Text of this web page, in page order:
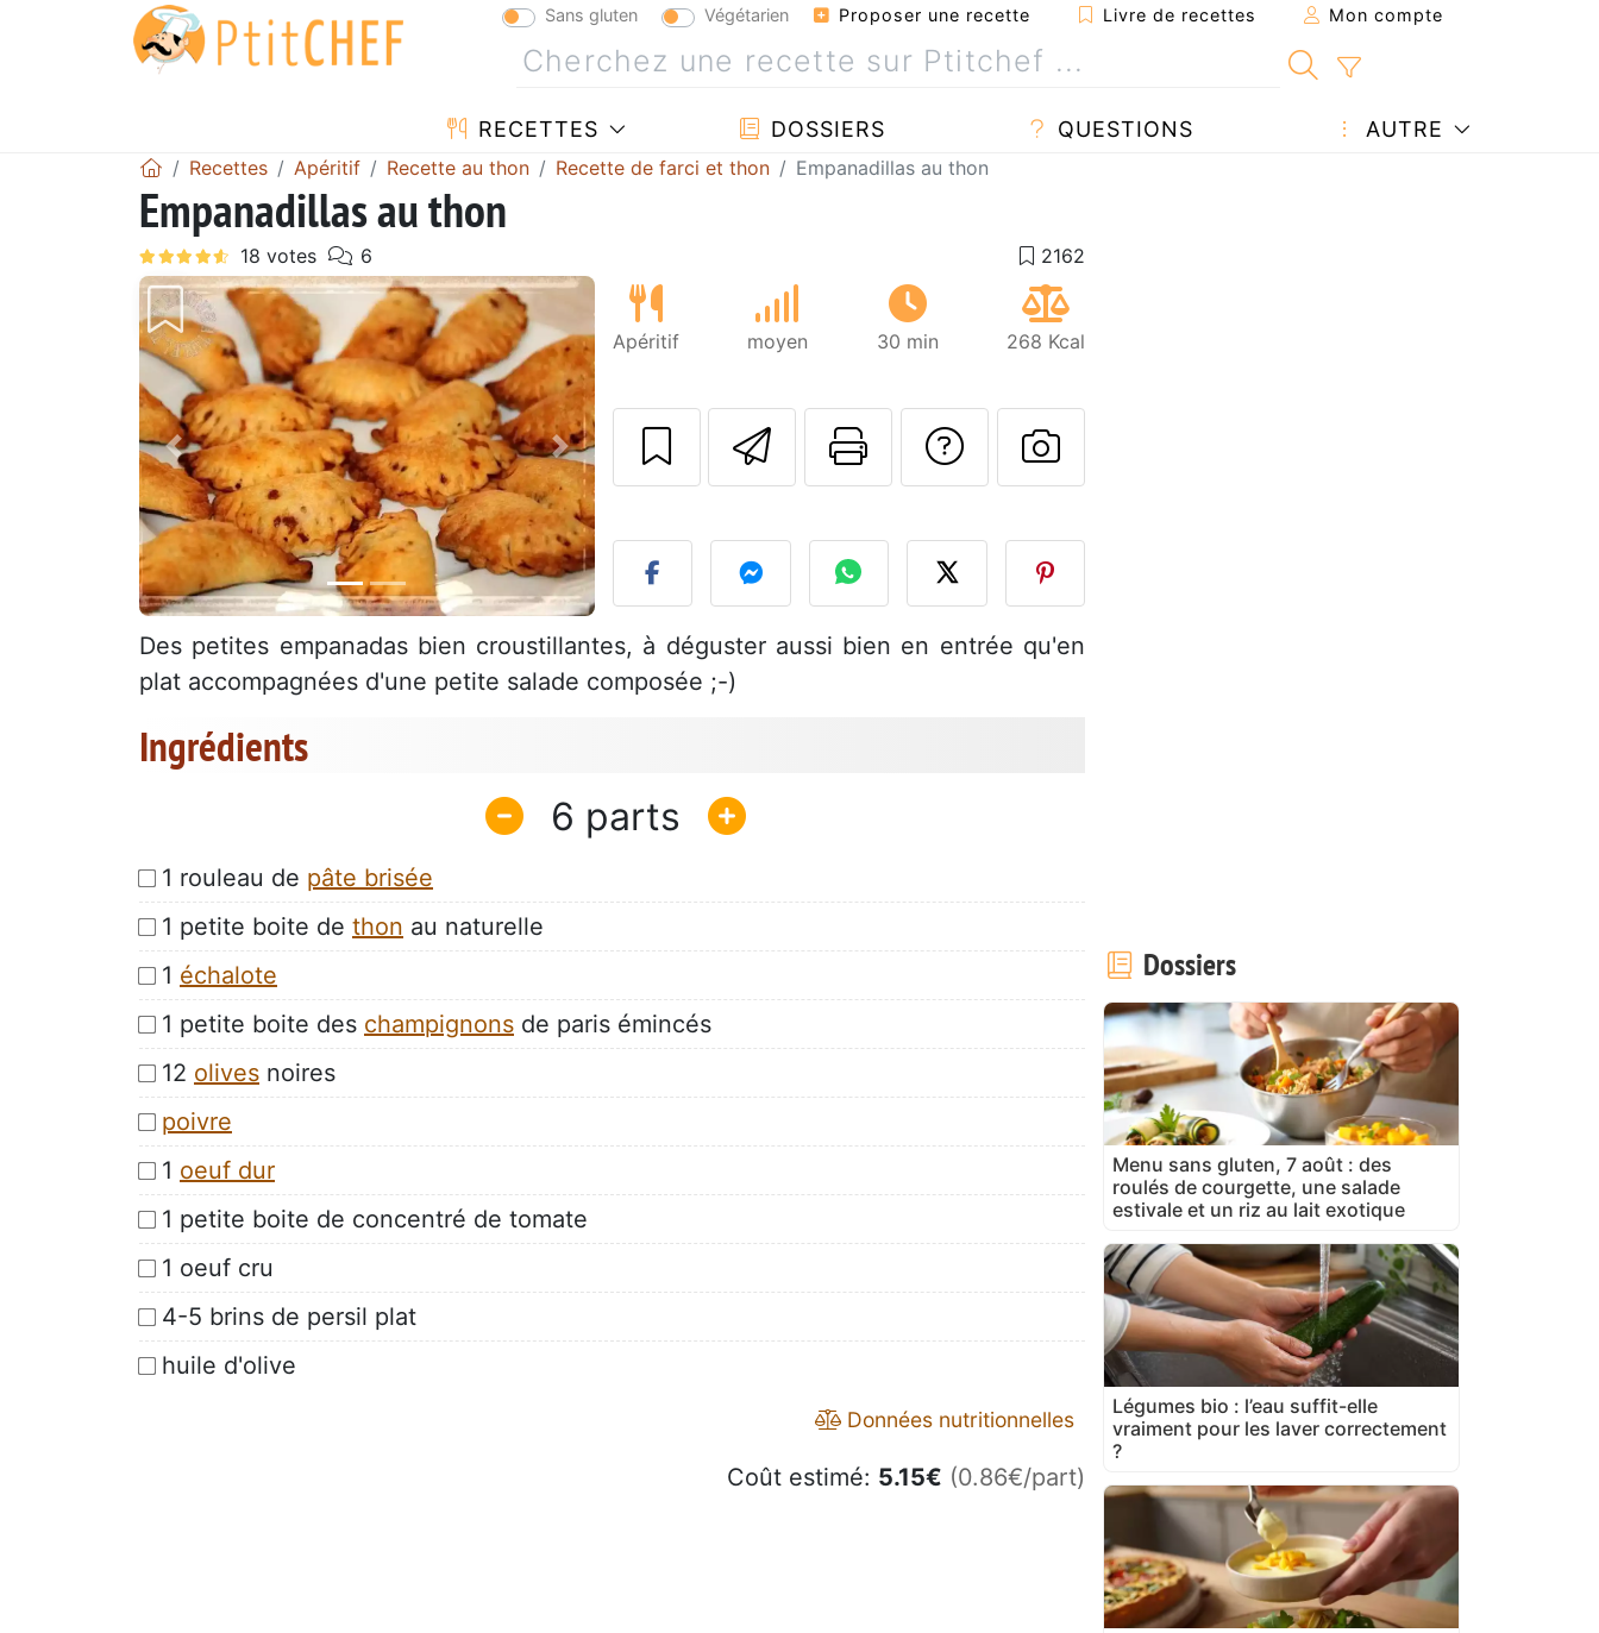
Sans gluten Végétarien Proposer une recette Livre de recettes Mon compte
RECETTES DOSSIERS QUESTIONS AUTRE
Recettes Apéritif Recette au thon Recette de farci et thon Empanadillas au thon
Empanadillas au thon
Précédent Suivant
Apéritif moyen 30 min 268 Kcal
Envoyer cette recette à un ami
Imprimer cette page
Poser une question à l'auteur
Publier votre photo de cette
Des petites empanadas bien croustillantes, à déguster aussi bien en entrée qu'en
plat accompagnées d'une petite salade composée ;-)
Ingrédients
6
1 rouleau de pâte brisée
1 petite boite de thon au naturelle
1 échalote
1 petite boite des champignons de paris émincés
12 olives noires
poivre
1 oeuf dur
1 petite boite de concentré de tomate
1 oeuf cru
4-5 brins de persil plat
huile d'olive
Données nutritionnelles
Coût estimé: 5.15€ (0.86€/part)
Dossiers
Menu sans gluten, 7 août : des
roulés de courgette, une salade
estivale et un riz au lait exotique
Légumes bio : l’eau suffit-elle
vraiment pour les laver correctement
?